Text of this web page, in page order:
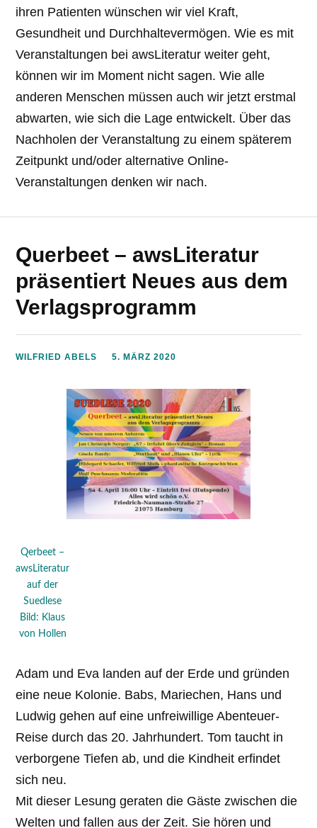
ihren Patienten wünschen wir viel Kraft,
Gesundheit und Durchhaltevermögen. Wie es mit
Veranstaltungen bei awsLiteratur weiter geht,
können wir im Moment nicht sagen. Wie alle
anderen Menschen müssen auch wir jetzt erstmal
abwarten, wie sich die Lage entwickelt. Über das
Nachholen der Veranstaltung zu einem späterem
Zeitpunkt und/oder alternative Online-
Veranstaltungen denken wir nach.
Querbeet – awsLiteratur
präsentiert Neues aus dem
Verlagsprogramm
WILFRIED ABELS 5. MÄRZ 2020
Qerbeet –
awsLiteratur
auf der
Suedlese
Bild: Klaus
von Hollen
Adam und Eva landen auf der Erde und gründen
eine neue Kolonie. Babs, Mariechen, Hans und
Ludwig gehen auf eine unfreiwillige Abenteuer-
Reise durch das 20. Jahrhundert. Tom taucht in
verborgene Tiefen ab, und die Kindheit erfindet
sich neu.
Mit dieser Lesung geraten die Gäste zwischen die
Welten und fallen aus der Zeit. Sie hören und